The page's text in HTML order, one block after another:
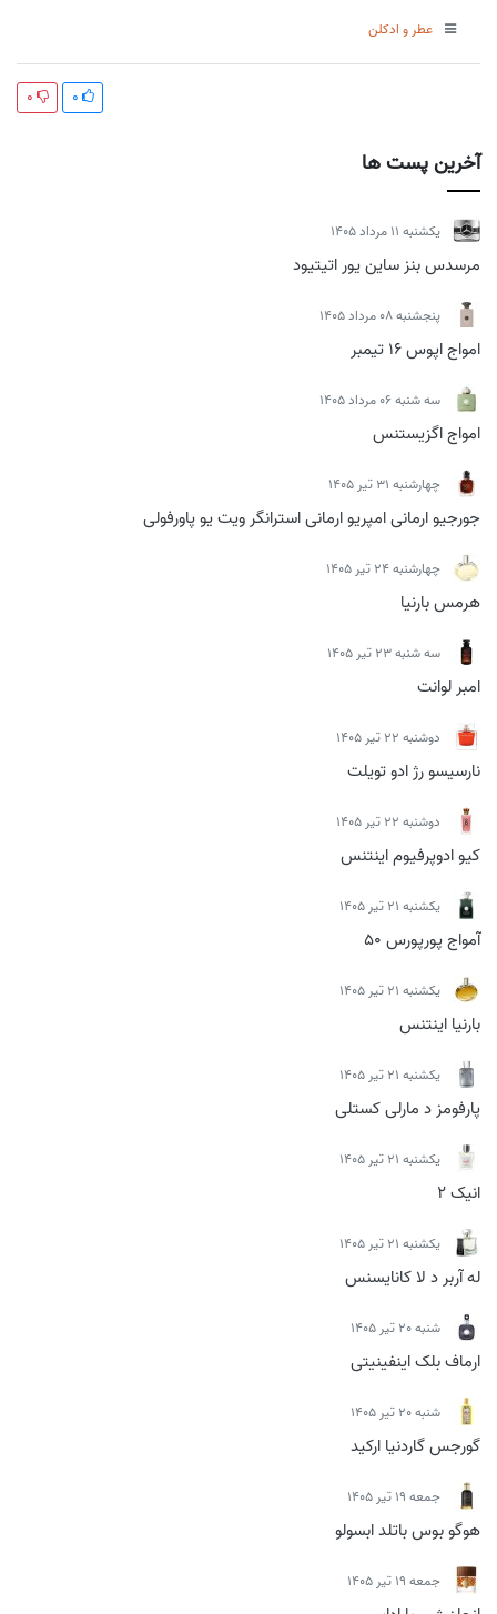
آخرین پست ها
يكشنبه 11 مرداد 1405
مرسدس بنز ساین یور اتیتیود
پنجشنبه 08 مرداد 1405
امواج اپوس 16 تیمبر
سه شنبه 06 مرداد 1405
امواج اگزیستنس
چهارشنبه 31 تیر 1405
جورجیو ارمانی امپریو ارمانی استرانگر ویت یو پاورفولی
چهارشنبه 24 تیر 1405
هرمس بارنیا
سه شنبه 23 تیر 1405
امبر لوانت
دوشنبه 22 تیر 1405
نارسیسو رژ ادو تویلت
دوشنبه 22 تیر 1405
کیو ادوپرفیوم اینتنس
يكشنبه 21 تیر 1405
آمواج پورپورس 50
يكشنبه 21 تیر 1405
بارنیا اینتنس
يكشنبه 21 تیر 1405
پارفومز د مارلی کستلی
يكشنبه 21 تیر 1405
انیک 2
يكشنبه 21 تیر 1405
له آربر د لا کانایسنس
شنبه 20 تیر 1405
ارماف بلک اینفینیتی
شنبه 20 تیر 1405
گورجس گاردنیا ارکید
جمعه 19 تیر 1405
هوگو بوس باتلد ابسولو
جمعه 19 تیر 1405
عطر و ادکلن